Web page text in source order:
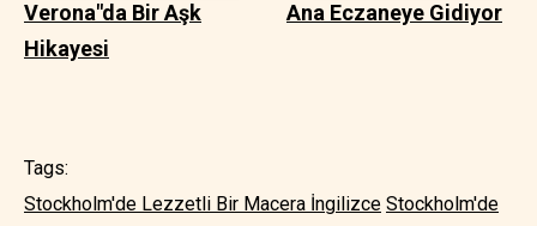
Verona"da Bir Aşk
Hikayesi
Ana Eczaneye Gidiyor
Tags:
Stockholm'de Lezzetli Bir Macera İngilizce Stockholm'de